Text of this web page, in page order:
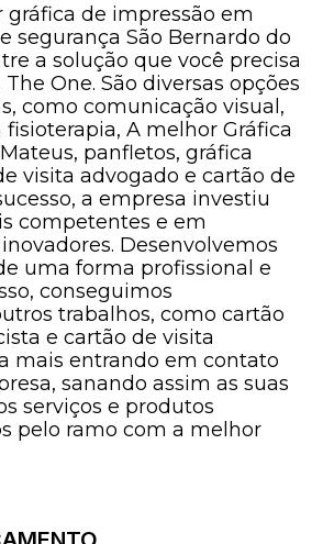
gráfica de impressão em
segurança São Bernardo do
a solução que você precisa
One. São diversas opções
como comunicação visual,
A melhor Gráfica
panfletos, gráfica
visita advogado e cartão de
a empresa investiu
competentes e em
Desenvolvemos
uma forma profissional e
conseguimos
trabalhos, como cartão
e cartão de visita
mais entrando em contato
sanando assim as suas
serviços e produtos
pelo ramo com a melhor